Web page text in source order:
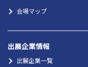
会場マップ
出展企業情報
出展企業一覧